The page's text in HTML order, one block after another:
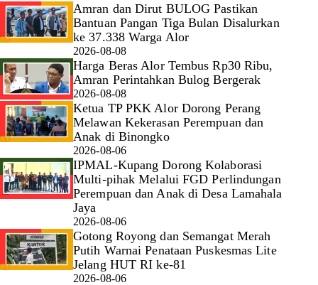
Amran dan Dirut BULOG Pastikan
Bantuan Pangan Tiga Bulan Disalurkan
ke 37.338 Warga Alor
2026-08-08
Harga Beras Alor Tembus Rp30 Ribu,
Amran Perintahkan Bulog Bergerak
2026-08-08
Ketua TP PKK Alor Dorong Perang
Melawan Kekerasan Perempuan dan
Anak di Binongko
2026-08-06
IPMAL-Kupang Dorong Kolaborasi
Multi-pihak Melalui FGD Perlindungan
Perempuan dan Anak di Desa Lamahala
Jaya
2026-08-06
Gotong Royong dan Semangat Merah
Putih Warnai Penataan Puskesmas Lite
Jelang HUT RI ke-81
2026-08-06